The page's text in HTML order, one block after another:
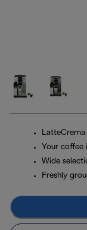
Your coffee
Wide
Freshly